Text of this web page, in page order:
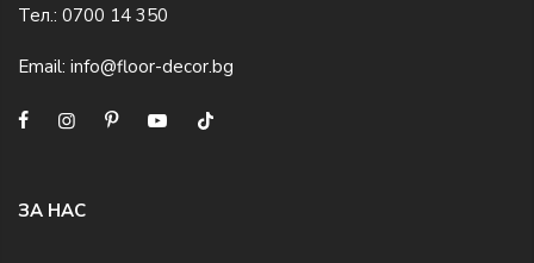
Тел.: 0700 14 350
Email: info@floor-decor.bg
ЗА НАС